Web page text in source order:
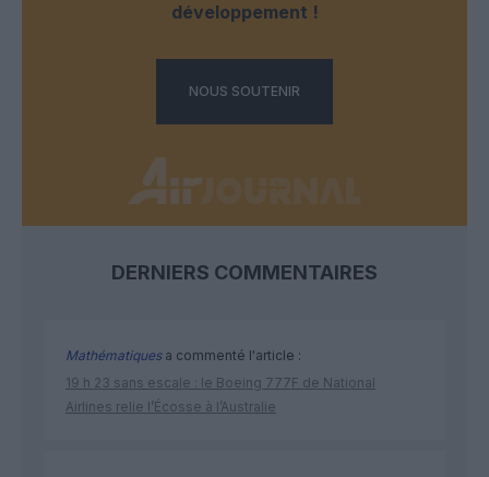
développement !
NOUS SOUTENIR
DERNIERS COMMENTAIRES
Mathématiquesa commenté l'article :
19 h 23 sans escale : le Boeing 777F de National
Airlines relie l’Écosse à l’Australie